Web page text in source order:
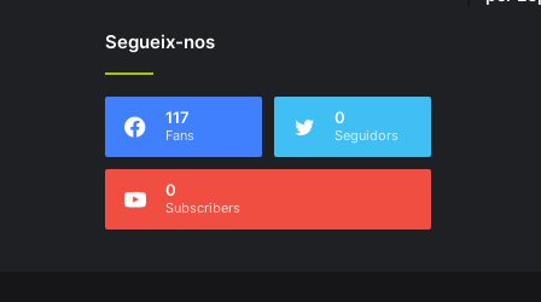
Segueix-nos
117
Fans
0
Seguidors
0
Subscribers